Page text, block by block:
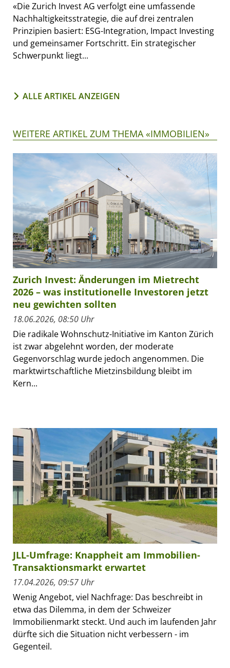
«Die Zurich Invest AG verfolgt eine umfassende
Nachhaltigkeitsstrategie, die auf drei zentralen
Prinzipien basiert: ESG-Integration, Impact Investing
und gemeinsamer Fortschritt. Ein strategischer
Schwerpunkt liegt...
ALLE ARTIKEL ANZEIGEN
WEITERE ARTIKEL ZUM THEMA «IMMOBILIEN»
Zurich Invest: Änderungen im Mietrecht
2026 – was institutionelle Investoren jetzt
neu gewichten sollten
18.06.2026, 08:50 Uhr
Die radikale Wohnschutz-Initiative im Kanton Zürich
ist zwar abgelehnt worden, der moderate
Gegenvorschlag wurde jedoch angenommen. Die
marktwirtschaftliche Mietzinsbildung bleibt im
Kern...
JLL-Umfrage: Knappheit am Immobilien-
Transaktionsmarkt erwartet
17.04.2026, 09:57 Uhr
Wenig Angebot, viel Nachfrage: Das beschreibt in
etwa das Dilemma, in dem der Schweizer
Immobilienmarkt steckt. Und auch im laufenden Jahr
dürfte sich die Situation nicht verbessern - im
Gegenteil.